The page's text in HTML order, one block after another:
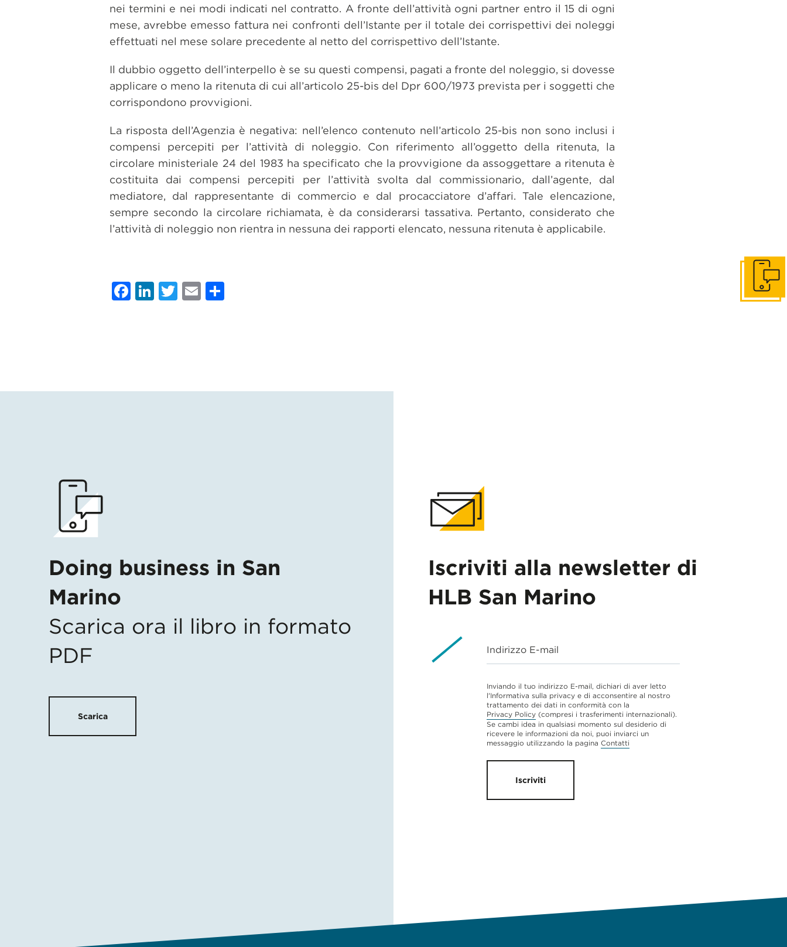
nei termini e nei modi indicati nel contratto. A fronte dell’attività ogni partner entro il 15 di ogni
mese, avrebbe emesso fattura nei confronti dell’Istante per il totale dei corrispettivi dei noleggi
effettuati nel mese solare precedente al netto del corrispettivo dell’Istante.
Il dubbio oggetto dell’interpello è se su questi compensi, pagati a fronte del noleggio, si dovesse
applicare o meno la ritenuta di cui all’articolo 25-bis del Dpr 600/1973 prevista per i soggetti che
corrispondono provvigioni.
La risposta dell’Agenzia è negativa: nell’elenco contenuto nell’articolo 25-bis non sono inclusi i
compensi percepiti per l’attività di noleggio. Con riferimento all’oggetto della ritenuta, la
circolare ministeriale 24 del 1983 ha specificato che la provvigione da assoggettare a ritenuta è
costituita dai compensi percepiti per l’attività svolta dal commissionario, dall’agente, dal
mediatore, dal rappresentante di commercio e dal procacciatore d’affari. Tale elencazione,
sempre secondo la circolare richiamata, è da considerarsi tassativa. Pertanto, considerato che
l’attività di noleggio non rientra in nessuna dei rapporti elencato, nessuna ritenuta è applicabile.
Facebook
LinkedIn
Twitter
Email
Doing business in San
Marino
Scarica ora il libro in formato
PDF
Scarica
Iscriviti alla newsletter di
HLB San Marino
Indirizzo E-mail
Inviando il tuo indirizzo E-mail, dichiari di aver letto
l'Informativa sulla privacy e di acconsentire al nostro
trattamento dei dati in conformità con la
Privacy Policy (compresi i trasferimenti internazionali).
Se cambi idea in qualsiasi momento sul desiderio di
ricevere le informazioni da noi, puoi inviarci un
messaggio utilizzando la pagina Contatti
Iscriviti
Get in